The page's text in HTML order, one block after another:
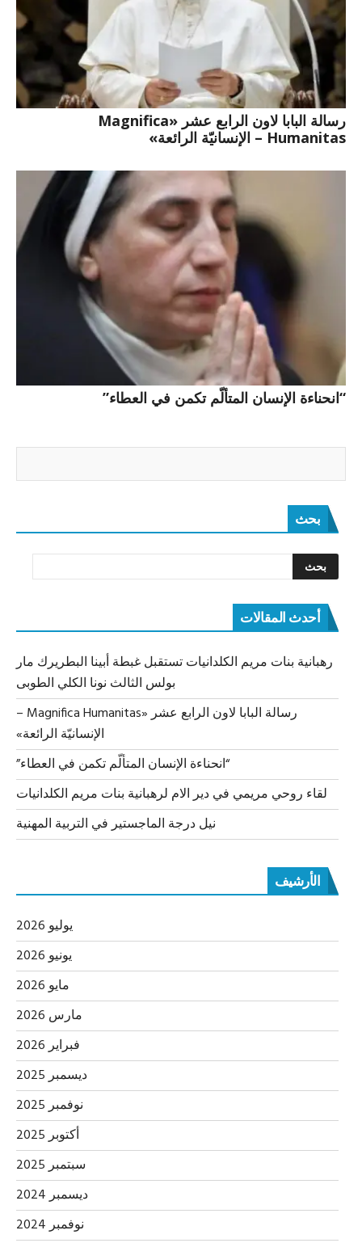
رسالة البابا لاون الرابع عشر «Magnifica
Humanitas – الإنسانيّة الرائعة»
“انحناءة الإنسان المتألّم تكمن في العطاء”
بحث
أحدث المقالات
رهبانية بنات مريم الكلدانيات تستقبل غبطة أبينا البطريرك مار
بولس الثالث نونا الكلي الطوبى
رسالة البابا لاون الرابع عشر «Magnifica Humanitas –
الإنسانيّة الرائعة»
“انحناءة الإنسان المتألّم تكمن في العطاء”
لقاء روحي مريمي في دير الام لرهبانية بنات مريم الكلدانيات
نيل درجة الماجستير في التربية المهنية
الأرشيف
يوليو 2026
يونيو 2026
مايو 2026
مارس 2026
فبراير 2026
ديسمبر 2025
نوفمبر 2025
أكتوبر 2025
سبتمبر 2025
ديسمبر 2024
نوفمبر 2024